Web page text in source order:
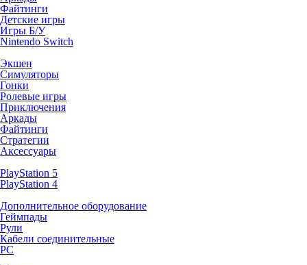
Файтинги
Детские игры
Игры Б/У
Nintendo Switch
Экшен
Симуляторы
Гонки
Ролевые игры
Приключения
Аркады
Файтинги
Стратегии
Аксессуары
PlayStation 5
PlayStation 4
Дополнительное оборудование
Геймпады
Рули
Кабели соединительные
PC